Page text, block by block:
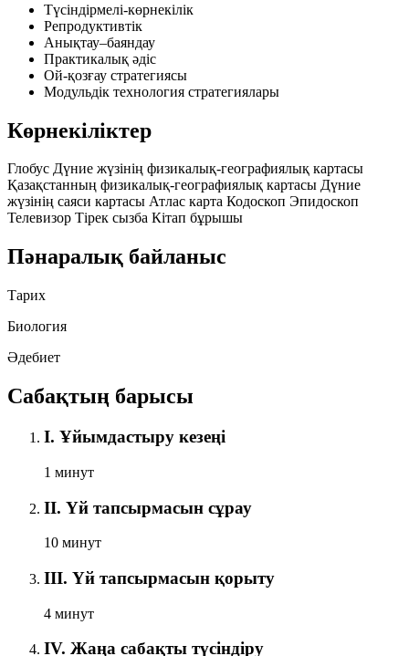
Түсіндірмелі-көрнекілік
Репродуктивтік
Анықтау–баяндау
Практикалық әдіс
Ой-қозғау стратегиясы
Модульдік технология стратегиялары
Көрнекіліктер
Глобус Дүние жүзінің физикалық-географиялық картасы
Қазақстанның физикалық-географиялық картасы Дүние
жүзінің саяси картасы Атлас карта Кодоскоп Эпидоскоп
Телевизор Тірек сызба Кітап бұрышы
Пәнаралық байланыс
Тарих
Биология
Әдебиет
Сабақтың барысы
I. Ұйымдастыру кезеңі
1 минут
II. Үй тапсырмасын сұрау
10 минут
III. Үй тапсырмасын қорыту
4 минут
IV. Жаңа сабақты түсіндіру